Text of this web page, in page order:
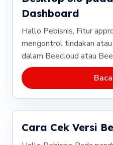
Dashboard
Hallo Pebisnis, Fitur
mengontrol tindakan
dalam Beecloud atau
Cara Cek Versi